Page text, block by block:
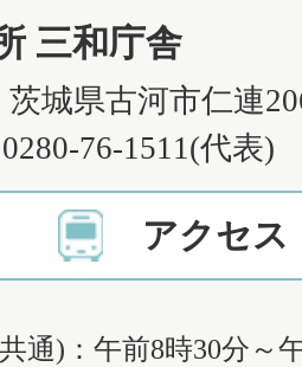
三和庁舎
茨城県古河市仁連
76-1511(代表)
アクセス
通)：午前8時30分～